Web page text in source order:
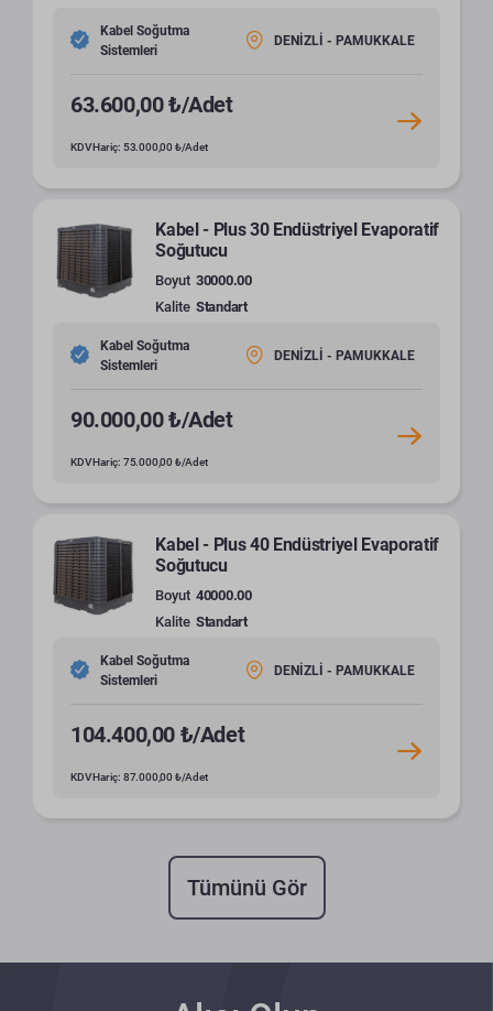
Kabel Soğutma
Sistemleri
DENİZLİ - PAMUKKALE
63.600,00 ₺/Adet
KDV Hariç: 53.000,00 ₺/Adet
Kabel - Plus 30 Endüstriyel Evaporatif
Soğutucu
Boyut 30000.00
Kalite Standart
Kabel Soğutma
Sistemleri
DENİZLİ - PAMUKKALE
90.000,00 ₺/Adet
KDV Hariç: 75.000,00 ₺/Adet
Kabel - Plus 40 Endüstriyel Evaporatif
Soğutucu
Boyut 40000.00
Kalite Standart
Kabel Soğutma
Sistemleri
DENİZLİ - PAMUKKALE
104.400,00 ₺/Adet
KDV Hariç: 87.000,00 ₺/Adet
Tümünü Gör